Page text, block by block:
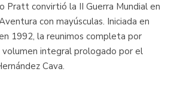
Pratt convirtió la II Guerra Mundial en
con mayúsculas. Iniciada en
1992, la reunimos completa por
volumen integral prologado por el
Cava.